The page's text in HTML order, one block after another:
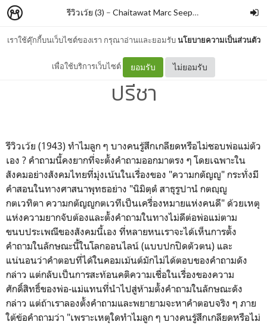
เราใช้คุ๊กกี้บนเว็บไซต์ของเรา กรุณาอ่านและยอมรับนโยบายความเป็นส่วนตัว
เพื่อใช้บริการเว็บไซต์ ยอมรับ ไม่ยอมรับ
รีวิวเว้ย (3) – Chaitawat Marc Seephongsai
พ่อแม่ในตัวเรา By โตมร ศุข
ปรีชา
รีวิวเว้ย (1943) ทำไมลูก ๆ บางคนรู้สึกเกลียดหรือไม่ชอบพ่อแม่ตัว
เอง ? คำถามนี้คงยากที่จะตั้งคำถามออกมาตรง ๆ โดยเฉพาะใน
สังคมอย่างสังคมไทยที่มุ่งเน้นในเรื่องของ "ความกตัญญู" กระทั่งมี
คำสอนในทางศาสนาพุทธอย่าง "นิมิตฺตํ สาธุรูปานํ กตญฺญู
กตเวทิตา ความกตัญญูกตเวทีเป็นเครื่องหมายแห่งคนดี" ด้วยเหตุ
แห่งความยากจับต้องและตั้งคำถามในทางไม่ดีต่อพ่อแม่ตาม
ขนบประเพณีของสังคมนี้เอง ที่หลายหนเราจะได้เห็นการตั้ง
คำถามในลักษณะนี้ในโลกออนไลน์ (แบบปกปิดตัวตน) และ
แน่นอนว่าคำตอบที่ได้ในคอมเม้นต์มักไม่ได้ตอบของคำถามดัง
กล่าว แต่กลับเป็นการสะท้อนคติความเชื่อในเรื่องของความ
ศักดิ์สิทธิ์ของพ่อ-แม่แทนที่นำไปสู่ห้ามตั้งคำถามในลักษณะดัง
กล่าว แต่ถ้าเราลองตั้งคำถามและพยายามจะหาคำตอบจริง ๆ ภาย
ใต้ข้อคำถามว่า "เพราะเหตุใดทำไมลูก ๆ บางคนรู้สึกเกลียดหรือไม่